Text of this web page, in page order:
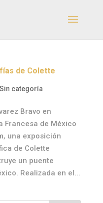
de Colette
Sin categoría
Bravo en
Francesa de México
una exposición
de Colette
un puente
Realizada en el...